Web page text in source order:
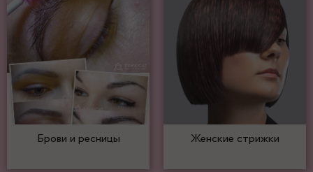
Брови и ресницы Женские стрижки